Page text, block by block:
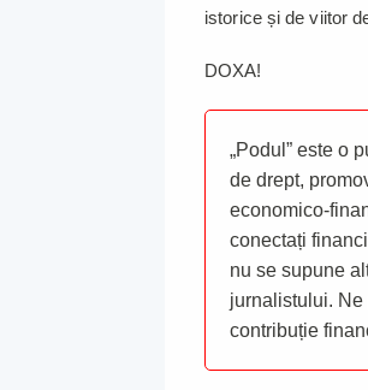
istorice și de viitor
DOXA!
„Podul” este o
de drept,
economico-
conectați
nu se supune
jurnalistului.
contribuție